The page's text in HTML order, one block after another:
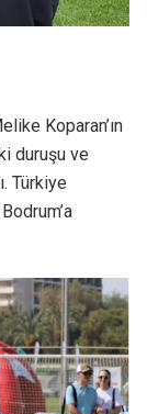
Koparan’ın
duruşu ve
Türkiye